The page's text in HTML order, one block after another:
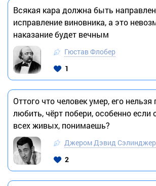
Всякая кара должна быть
исправление виновника, а это
наказание будет вечным
Гюстав Флобер
1
Оттого что человек умер, его нельзя
любить, чёрт побери, особенно
всех живых, понимаешь?
Джером Дэвид Сэлинджер
2